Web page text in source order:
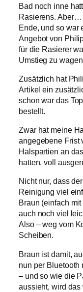
Bad noch inne
Rasierens. Aber…
Ende, und so war
Angebot von
für die Rasierer
Umstieg zu wagen.
Zusätzlich hat
Artikel ein
schon war das
bestellt.
Zwar hat meine
angegebene Frist
Halspartien an
hatten, voll
Nicht nur, dass
Reinigung viel
Braun (einfach
auch noch viel
Also – weg vom
Scheiben.
Braun ist damit,
nun per Bluetooth
– und so wie die
aussieht, wird